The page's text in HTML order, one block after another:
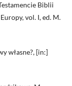
Biblii
vol. I, ed. M.
własne?, [in:]